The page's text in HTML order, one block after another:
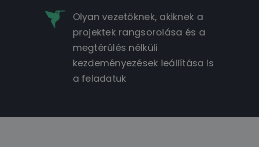
Olyan vezetőknek, akiknek a
projektek rangsorolása és a
megtérülés nélküli
kezdeményezések leállítása is
a feladatuk